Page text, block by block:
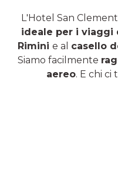
L'Hotel San
ideale per i viaggi
Rimini e al casello
Siamo facilmente
aereo. E chi ci